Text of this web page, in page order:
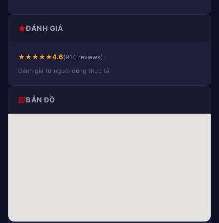
ĐÁNH GIÁ
★★★★★4.6(914 reviews)
Đánh giá từ người dùng thực tế
BẢN ĐỒ